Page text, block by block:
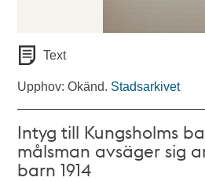
Text
Upphov: Okänd. Stadsarkivet
Intyg till Kungsholms
målsman avsäger sig
barn 1914